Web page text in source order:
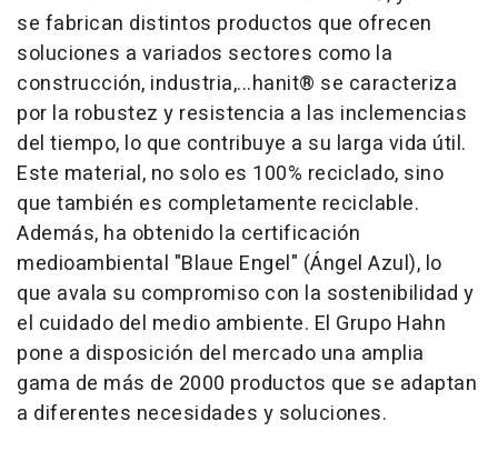
se fabrican distintos productos que ofrecen
soluciones a variados sectores como la
construcción, industria,...hanit® se caracteriza
por la robustez y resistencia a las inclemencias
del tiempo, lo que contribuye a su larga vida útil.
Este material, no solo es 100% reciclado, sino
que también es completamente reciclable.
Además, ha obtenido la certificación
medioambiental "Blaue Engel" (Ángel Azul), lo
que avala su compromiso con la sostenibilidad y
el cuidado del medio ambiente. El Grupo Hahn
pone a disposición del mercado una amplia
gama de más de 2000 productos que se adaptan
a diferentes necesidades y soluciones.